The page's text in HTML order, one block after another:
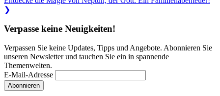
Post:
❯
Verpasse keine Neuigkeiten!
Verpassen Sie keine Updates, Tipps und Angebote. Abonnieren Sie
unseren Newsletter und tauchen Sie ein in spannende
Themenwelten.
E-Mail-Adresse